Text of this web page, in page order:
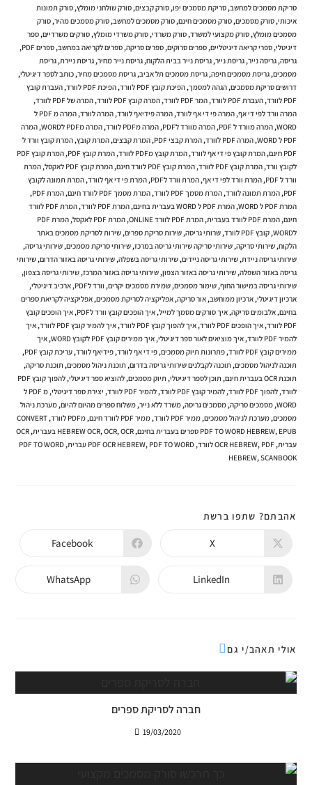
סריקת מסמכים למחשב, סריקת מסמכים יפו, סורק קבצים, סורק שולחני מומלץ, סורק תמונות
איכותי, סורק מסמכים, סורק מסמכים חינם, סורק מסמכים למחשב, סורק מסמכים מהיר, סורק
מסמכים מומלץ, סורק מקצועי למשרד, סורק משרדי, סורק משרדי מומלץ, סורקים משרדיים, ספר
דיגיטלי, ספרי קריאה דיגיטליים, ספרים סרוקים, ספרים סריקה, ספרים לקריאה במחשב, ספרים PDF
,
גריסה, גריסה נייר, גריסת נייר, גריסת נייר בבית הלקוח, גריסת נייר מחיר, גריסת ניירת, גריסת
מסמכים, גריסת מסמכים חיפה, גריסת מסמכים תל אביב, גריסת מסמכים מחיר, כותב לספר דיגיטלי,
דרושים סריקת מסמכים, הגהה למסמך, הפיכת קובץ PDF לוורד , הפיכת PDF לוורד , העברת קובץ
PDF לוורד
, העברת PDF לוורד , המר PDF לוורד , המרה קובץ PDF לוורד , המרה של PDF לוורד
,
המרה וורד לפי די אף, המרה פי די אף לוורד, המרה פידיאף לוורד, המרה לוורד,
המרה מ PDF ל
WORD
, המרה מוורד ל PDF , המרה מוורד לPDF , המרה מPDF לוורד , המרה מPDF לWORD , המרה
PDF ל WORD
, המרה PDF לוורד , המרת קבצי PDF , המרת קבצים, המרת קובץ, המרת קובץ וורד ל
PDF חינם
, המרת קובץ פי די אף לוורד, המרת קובץ מPDF לוורד , המרת קובץ PDF ,
המרת קובץ PDF
לקובץ וורד, המרת קובץ PDF לוורד , המרת קובץ PDF לוורד חינם , המרת קובץ PDF לאקסל , המרת
וורד ל PDF
, המרת וורד לפי די אף, המרת וורד לPDF , המרת פי די אף לוורד, המרת תמונה לקובץ
PDF
, המרת תמונה לוורד, המרת מסמך PDF לוורד , המרת מסמך PDF לוורד חינם , המרת PDF
,
המרת PDF ל WORD
, המרת PDF ל WORD בעברית בחינם , המרת PDF לוורד ,
המרת PDF לוורד
חינם, המרת PDF לוורד בעברית , המרת PDF לוורד ONLINE , המרת PDF לאקסל ,
המרת PDF
לWORD
, קובץ PDF לוורד , שרותי גריסה, שירות סריקת ספרים, שירות לסריקת מסמכים באתר
הלקוח, שירותי סריקה, שירותי סריקה שירותי גריסה במרכז, שירותי סריקת מסמכים, שירותי גריסה,
שירותי גריסה ניידת, שירותי גריסה ניידים, שירותי גריסה בשפלה, שירותי גריסה באזור הדרום, שירותי
גריסה באזור השפלה, שירותי גריסה באזור הצפון, שירותי גריסה באזור המרכז, שירותי גריסה בצפון,
שירותי גריסה במישור החוף, שימור מסמכים, שמירת מסמכים יקרים, וורד לPDF , ארכיב דיגיטלי,
ארכיון דיגיטלי, ארכיון ממוחשב, אור סריקה, אפליקציה לסריקת מסמכים, אפליקציה לקריאת ספרים
בחינם, אלבומים סריקה, איך סורקים מסמך למייל, איך הופכים קובץ וורד לPDF , איך הופכים קובץ
PDF לוורד
, איך הופכים PDF לוורד , איך להפוך קובץ PDF לוורד , איך להמיר קובץ PDF לוורד , איך
להמיר PDF לוורד
, איך מוציאים לאור ספר דיגיטלי, איך ממירים קובץ PDF לקובץ WORD , איך
ממירים קובץ PDF לוורד
, פתרונות תיוק מסמכים, פי די אף לוורד, פידיאף לוורד, עריכת קובץ PDF
,
תוכנה לניהול מסמכים, תוכנה לקבלנים שירותי גריסה בדרום, תוכנת ניהול מסמכים, תוכנת סריקה,
תוכנת OCR בעברית חינם
, תוכן לספר דיגיטלי, תיוק מסמכים, להוציא ספר דיגיטלי,
להפוך קובץ PDF
לוורד, להפוך PDF לוורד , להמיר קובץ PDF לוורד , להמיר PDF לוורד , יצירת ספר דיגיטלי,
מ PDF ל
WORD
, מסמכים סריקה, מסמכים גריסה, משרד ללא נייר, משלוח ספרים מהיום להיום, מערכת ניהול
מסמכים, מערכת לניהול מסמכים, ממיר PDF לוורד , ממיר PDF לוורד חינם , מPDF לוורד ,
CONVERT
PDF TO WORD HEBREW, EPUB ספרים בעברית בחינם ,
HEBREW OCR, OCR, OCR בעברית ,
OCR
עברית,
OCR HEBREW, PDF לוורד ,
PDF OCR HEBREW, PDF TO WORD עברית ,
PDF TO WORD
HEBREW, SCANBOOK
אהבתם? שתפו ברשת
Opens
new
window
X
Opens
new
window
Facebook
Opens
LinkedIn
Opens
WhatsApp
אולי תאהב/י גם
חברה לסריקת ספרים
19/03/2020